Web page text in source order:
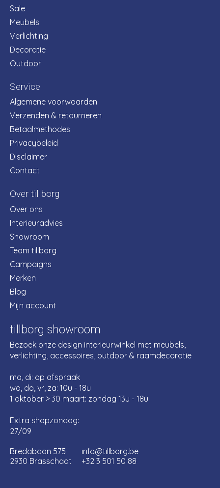
Sale
Meubels
Verlichting
Decoratie
Outdoor
Service
Algemene voorwaarden
Verzenden & retourneren
Betaalmethodes
Privacybeleid
Disclaimer
Contact
Over tillborg
Over ons
Interieuradvies
Showroom
Team tillborg
Campaigns
Merken
Blog
Mijn account
tillborg showroom
Bezoek onze design interieurwinkel met meubels,
verlichting, accessoires, outdoor & raamdecoratie
ma, di: op afspraak
wo, do, vr, za: 10u - 18u
1 oktober > 30 maart: zondag 13u - 18u
Extra shopzondag:
27/09
Bredabaan 575
2930 Brasschaat
info@tillborg.be
+32 3 501 50 88